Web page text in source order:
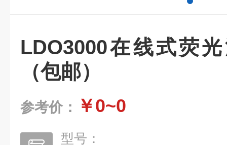
LDO3000在线式荧
（包邮）
参考价： ￥0~0
型号：